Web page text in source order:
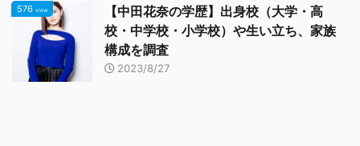
576 view
【中田花奈の学歴】出身校（大学・高
校・中学校・小学校）や生い立ち、家族
構成を調査
2023/8/27